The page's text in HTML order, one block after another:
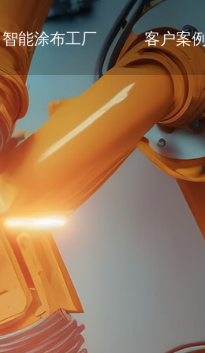
智能涂布工厂 客户案